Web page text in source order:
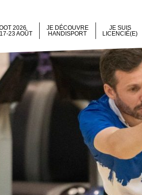
2026
23 AOÛT
JE DÉCOUVRE
HANDISPORT
JE SUIS
LICENCIÉ(E)